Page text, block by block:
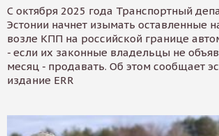
С октября 2025 года Транспортный
Эстонии начнет изымать оставленные
возле КПП на российской границе
- если их законные владельцы не
месяц - продавать. Об этом сообщает
издание ERR